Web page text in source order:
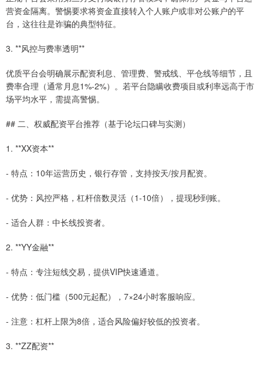
营资金隔离。警惕要求将资金直接转入个人账户或非对公账户的平
台，这往往是诈骗的典型特征。
3. **风控与费率透明**
优质平台会明确展示配资利息、管理费、警戒线、平仓线等细节，且
费率合理（通常月息1%-2%）。若平台隐瞒收费项目或利率远高于市
场平均水平，需提高警惕。
## 二、权威配资平台推荐（基于论坛口碑与实测）
1. **XX资本**
- 特点：10年运营历史，银行存管，支持按天/按月配资。
- 优势：风控严格，杠杆倍数灵活（1-10倍），提现秒到账。
- 适合人群：中长线投资者。
2. **YY金融**
- 特点：专注短线交易，提供VIP快速通道。
- 优势：低门槛（500元起配），7×24小时客服响应。
- 注意：杠杆上限为8倍，适合风险偏好较低的投资者。
3. **ZZ配资**